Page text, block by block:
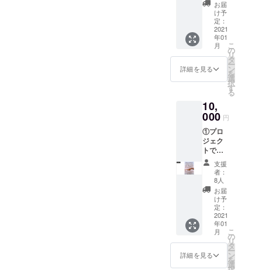
イズ）
１枚 ②
お礼の
メール
③メー
ルでの
プロ
ジェク
トのご
添付さ
れた動
画の転
載、複
製、改
変はい
かなる
場合も
禁止い
たしま
す。ご
了承く
ださ
い。
お届
け予
定：
2021
年01
月
詳細を見る
こ
の
リ
タ
ー
ン
を
選
択
す
る
10,
000 円
①プロ
ジェク
トで作
成した
ポス
ター
（B3サ
イズ）
１枚
②FEMI
NISTIC
ACTIO
N オリ
ジナル
ポスト
支援
者：
8人
お届
け予
定：
2021
年01
月
詳細を見る
こ
の
リ
タ
ー
ン
を
選